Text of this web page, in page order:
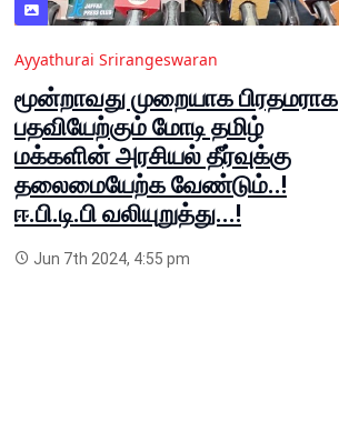
Ayyathurai Srirangeswaran
மூன்றாவது முறையாக பிரதமராக
பதவியேற்கும் மோடி தமிழ்
மக்களின் அரசியல் தீர்வுக்கு
தலைமையேற்க வேண்டும்..!
ஈ.பி.டி.பி வலியுறுத்து...!
Jun 7th 2024, 4:55 pm